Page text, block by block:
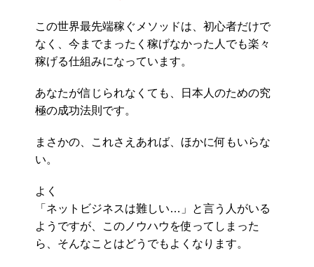
この世界最先端稼ぐメソッドは、初心者だけで
なく、今までまったく稼げなかった人でも楽々
稼げる仕組みになっています。
あなたが信じられなくても、日本人のための究
極の成功法則です。
まさかの、これさえあれば、ほかに何もいらな
い。
よく
「ネットビジネスは難しい…」と言う人がいる
ようですが、このノウハウを使ってしまった
ら、そんなことはどうでもよくなります。